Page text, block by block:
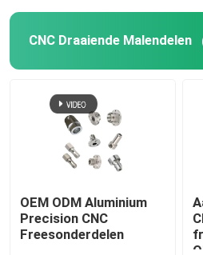
CNC Draaiende Malendelen
OEM ODM Aluminium
Precision CNC
Freesonderdelen